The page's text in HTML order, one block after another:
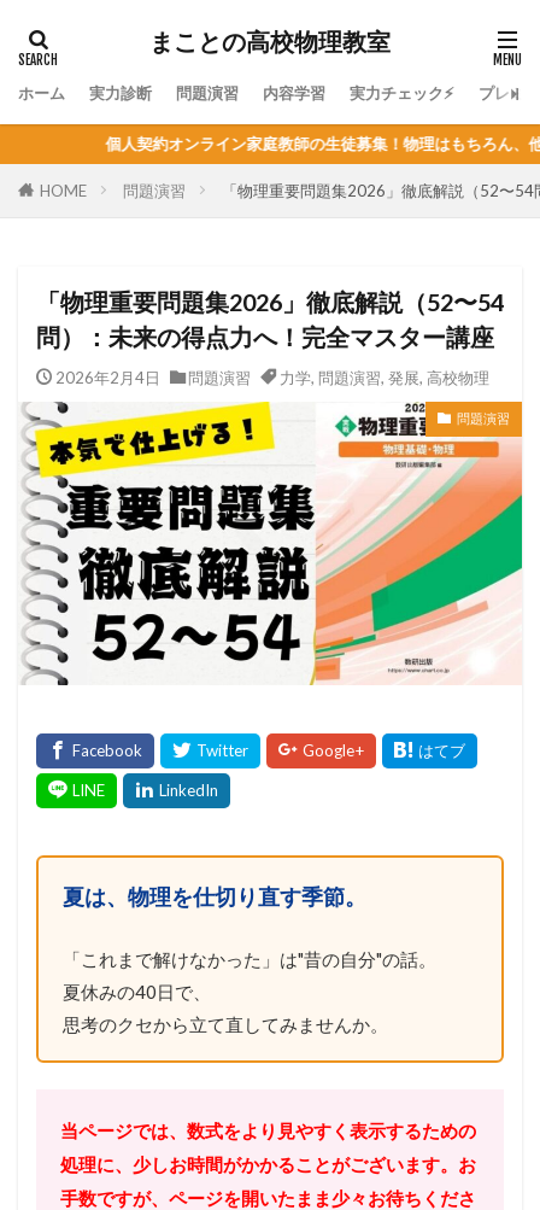
まことの高校物理教室
ホーム 実力診断 問題演習 内容学習 実力チェック⚡ プレミ
イン家庭教師の生徒募集！物理はもちろん、他教科の指導も可能！定員が
HOME 問題演習 「物理重要問題集2026」徹底解説（52〜
「物理重要問題集2026」徹底解説（52〜54
問）：未来の得点力へ！完全マスター講座
2026年2月4日 問題演習 力学, 問題演習, 発展, 高校物理
問題演習
夏は、物理を仕切り直す季節。
「これまで解けなかった」は"昔の自分"の話。
夏休みの40日で、
思考のクセから立て直してみませんか。
当ページでは、数式をより見やすく表示するための
処理に、少しお時間がかかることがございます。お
手数ですが、ページを開いたまま少々お待ちくださ